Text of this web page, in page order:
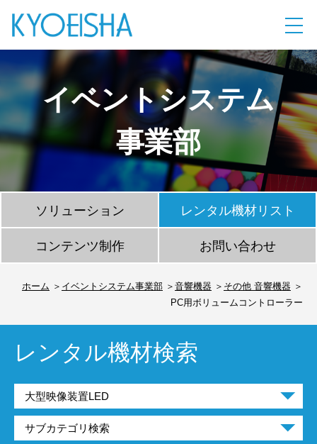
イベントシステム
事業部
ソリューション レンタル機材リスト
コンテンツ制作 お問い合わせ
ホーム イベントシステム事業部 音響機器
その他 音響機器
PC用ボリュームコントローラー
レンタル機材検索